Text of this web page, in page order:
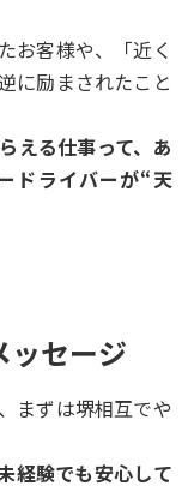
お客様や、「近く
に励まされたこと
える仕事って、あ
ドライバーが“天
ッセージ
まずは堺相互でや
経験でも安心して